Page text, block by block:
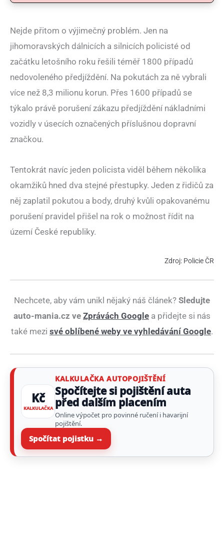
Nejde přitom o výjimečný problém. Jen na
jihomoravských dálnicích a silnicích policisté od
začátku letošního roku řešili téměř 1800 případů
nedovoleného předjíždění. Na pokutách za ně vybrali
více než 8,3 milionu korun. Přes 1600 případů se
týkalo právě porušení zákazu předjíždění nákladními
vozidly v úsecích označených příslušnou dopravní
značkou.
Tentokrát navíc jeden policista viděl během několika
okamžiků hned dva stejné přestupky. Jeden z řidičů za
něj zaplatil pokutou a body, druhý kvůli opakovanému
porušení pravidel přišel na rok o možnost řídit na
území České republiky.
Zdroj: Policie ČR
Nechcete, aby vám unikl nějaký náš článek? Sledujte
auto-mania.cz ve Zprávách Google a přidejte si nás
také mezi své oblíbené weby ve vyhledávání Google.
Kč
KALKULAČKA
KALKULAČKA AUTOPOJIŠTĚNÍ
Spočítejte si pojištění auta
před dalším placením
Online výpočet pro povinné ručení i havarijní
pojištění.
Spočítat pojistku →